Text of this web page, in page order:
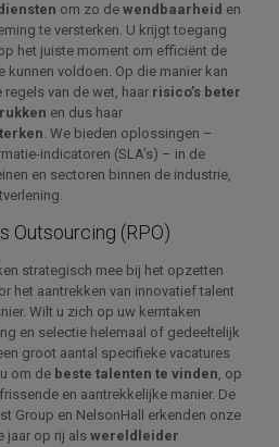
om zo de wendbaarheid en
te versterken. U krijgt toegang
het juiste moment om efficiënt de
kunnen voldoen. Op die manier kan
van de wet, haar risico’s beter
en dus haar
. We bieden oplossingen –
indicatoren (SLA’s) – in de
en sectoren binnen de industrie,
Outsourcing (RPO)
strategisch mee bij het opzetten
het aantrekken van innovatief talent
Wilt u zich op uw kerntaken
en selectie helemaal of gedeeltelijk
groot aantal specifieke vacatures
om de beste talenten te vinden, op
en aantrekkelijke manier. De
Group en NelsonHall erkenden onze
jaar op rij als wereldleider